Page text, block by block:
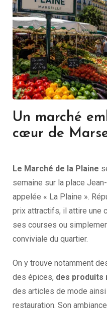
Un marché
cœur de
Le Marché de la Plaine
semaine sur la place
appelée « La Plaine ».
prix attractifs, il attire une
ses courses ou
conviviale du quartier.
On y trouve notamment
des épices, des produits
des articles de mode
restauration. Son